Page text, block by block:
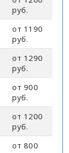
руб.
от 1190
руб.
от 1290
руб.
от 900
руб.
от 1200
руб.
от 800